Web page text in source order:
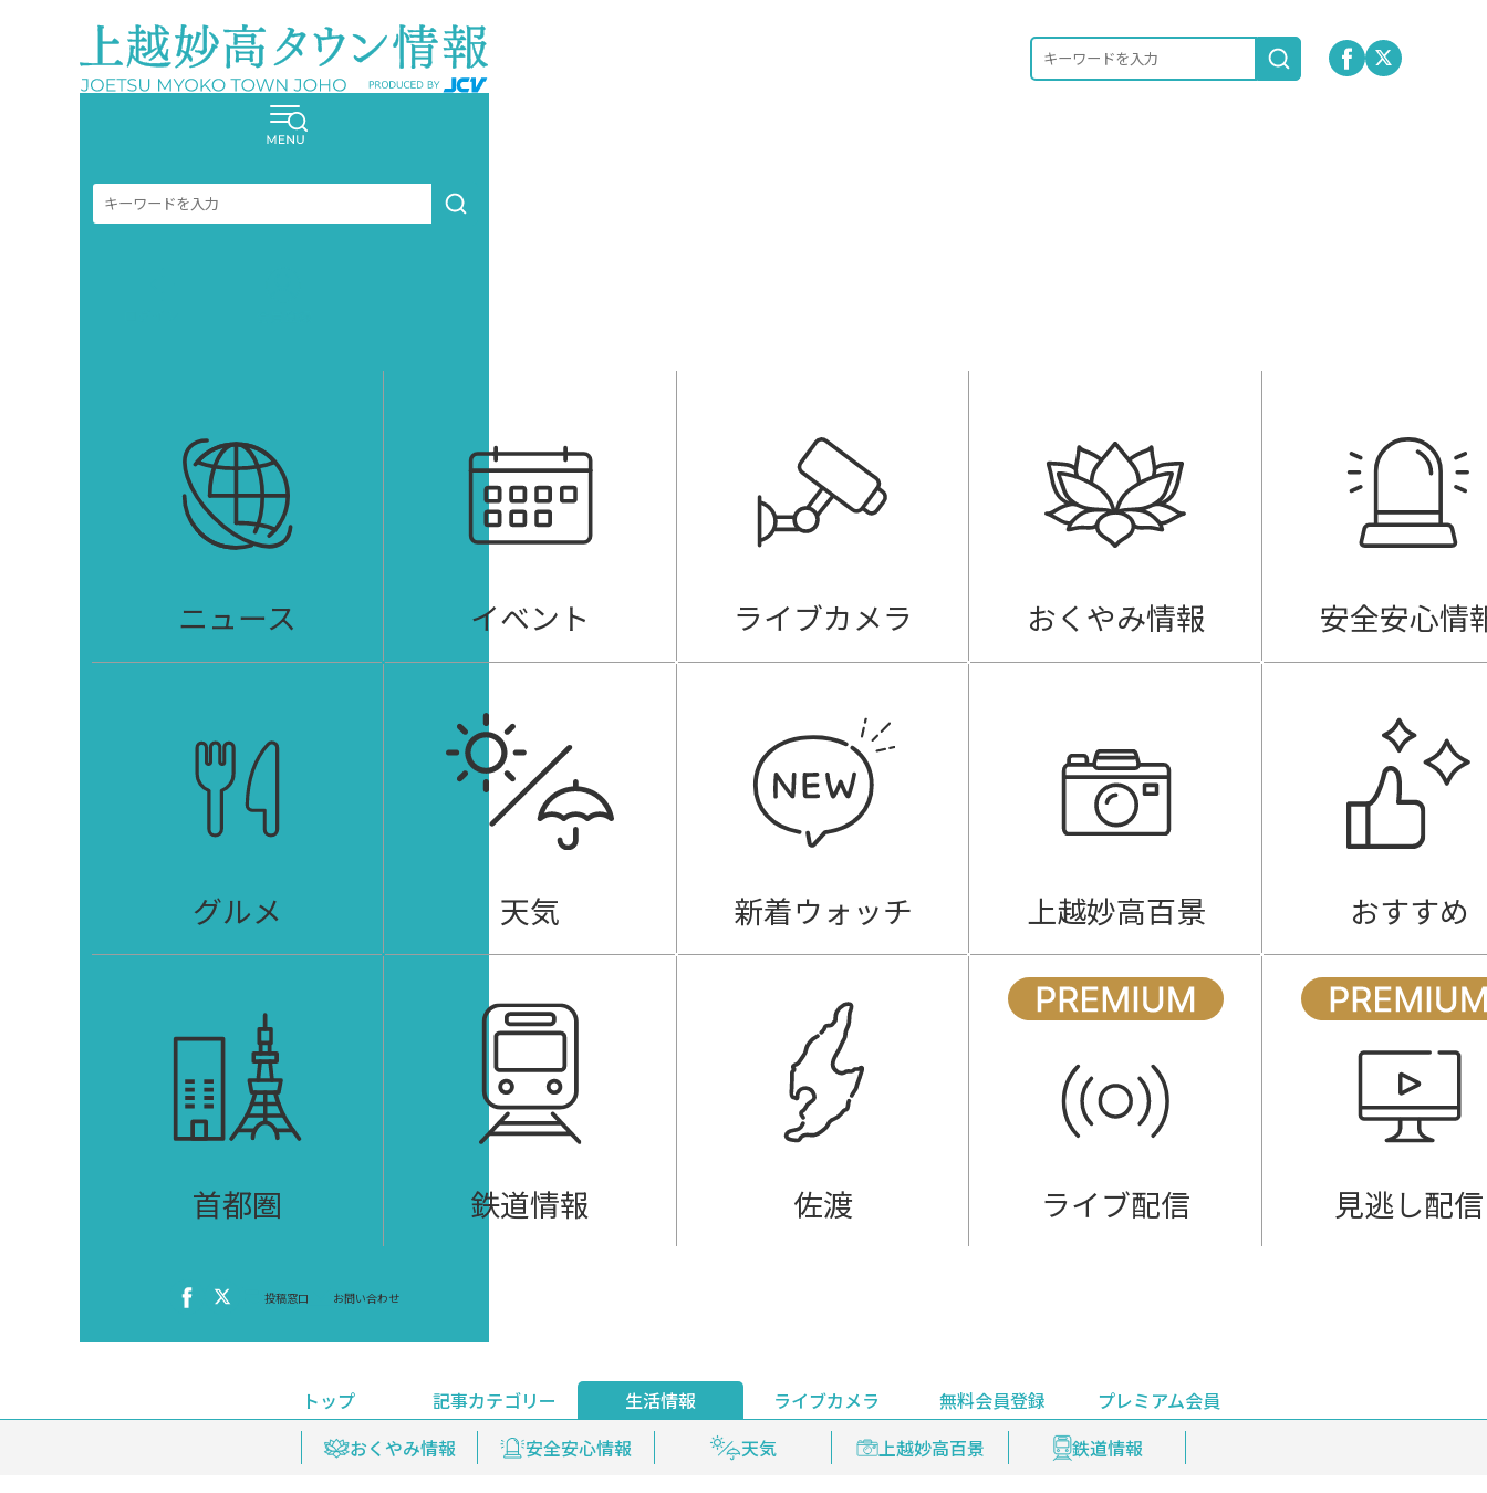
ニュース イベント ライブカメラ おくやみ情報 安全安心情
グルメ 天気 新着ウォッチ 上越妙高百景 おすすめ
首都圏 鉄道情報 佐渡 ライブ配信 見逃し配信
投稿窓口 お問い合わせ
トップ
記事カテゴリー
ニュース
イベント 新着ウォッチ 編集部おすすめ
生活情報
おくやみ情報
安全安心情報 天気 上越妙高百景 鉄道情報
ライブカメラ 無料会員登録
プレミアム会員
ライブ配信
見逃し配信 プレミアム会員登録